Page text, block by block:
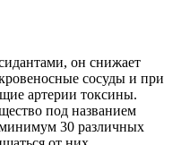
он снижает
сосуды и при
артерии токсины.
под названием
минимум 30 различных